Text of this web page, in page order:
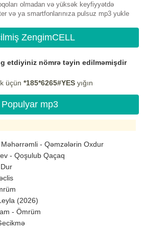
olmadan və yüksək keyfiyyətdə
və ya smartfonlarınıza pulsuz mp3 yukle
ZengimCELL
etdiyiniz nömrə təyin edilməmişdir
üçün *185*6265#YES yığın
Populyar mp3
- Qəmzələrin Oxdur
- Qoşulub Qaçaq
(2026)
- Ömrüm